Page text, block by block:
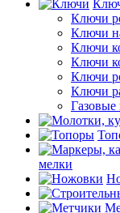
Ключи
Ключи
Ключи
Ключи
Ключи
Ключи
мелки